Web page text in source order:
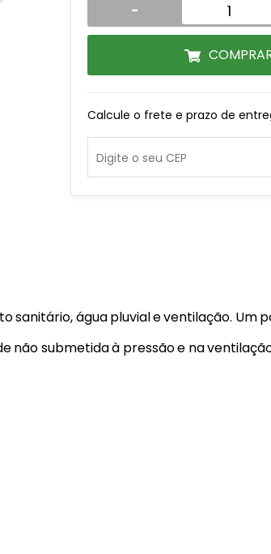
-
Calcule o frete e prazo de
sanitário, água pluvial e ventilação. Um
não submetida à pressão e na